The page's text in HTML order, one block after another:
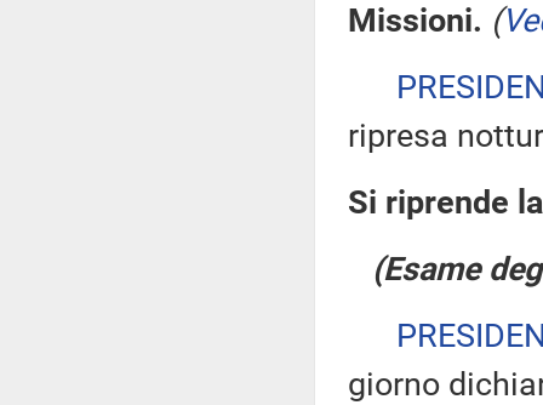
Missioni. (
ripresa
Si riprende
(Esame
giorno